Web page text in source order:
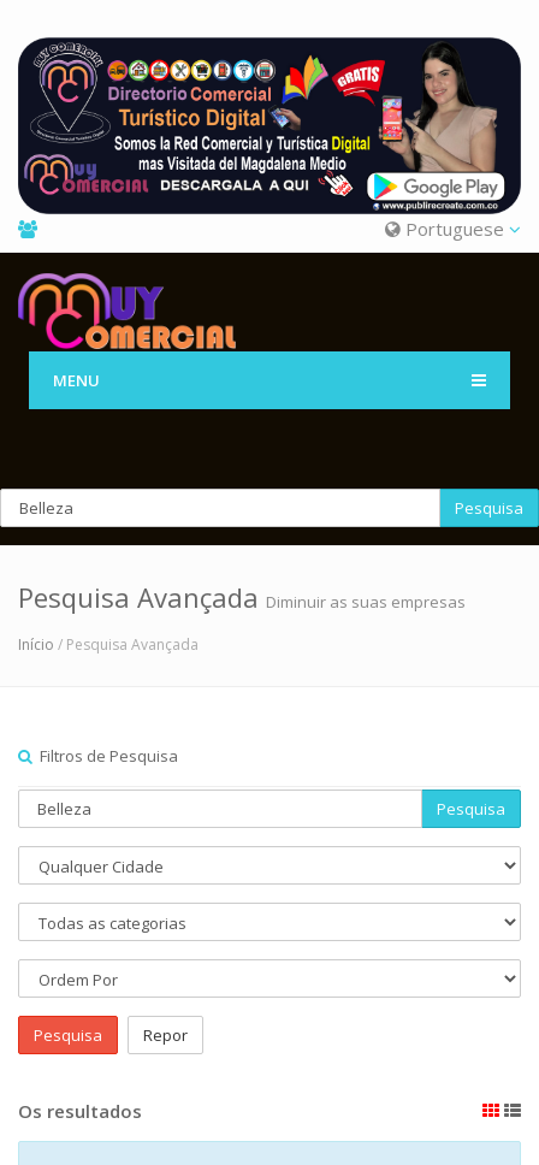
Portuguese
MENU
Pesquisa
Pesquisa Avançada Diminuir as suas empresas
Início / Pesquisa Avançada
Filtros de Pesquisa
Pesquisa
Pesquisa Repor
Os resultados